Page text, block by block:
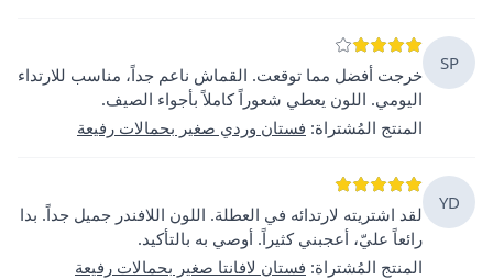
SP
خرجت أفضل مما توقعت. القماش ناعم جداً، مناسب للارتداء
اليومي. اللون يعطي شعوراً كاملاً بأجواء الصيف.
المنتج المُشتراة: فستان وردي صغير بحمالات رفيعة
YD
لقد اشتريته لارتدائه في العطلة. اللون اللافندر جميل جداً. بدا
رائعاً عليّ، أعجبني كثيراً. أوصي به بالتأكيد.
المنتج المُشتراة: فستان لافانتا صغير بحمالات رفيعة